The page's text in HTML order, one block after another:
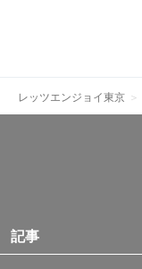
レッツエンジョイ東京
記事